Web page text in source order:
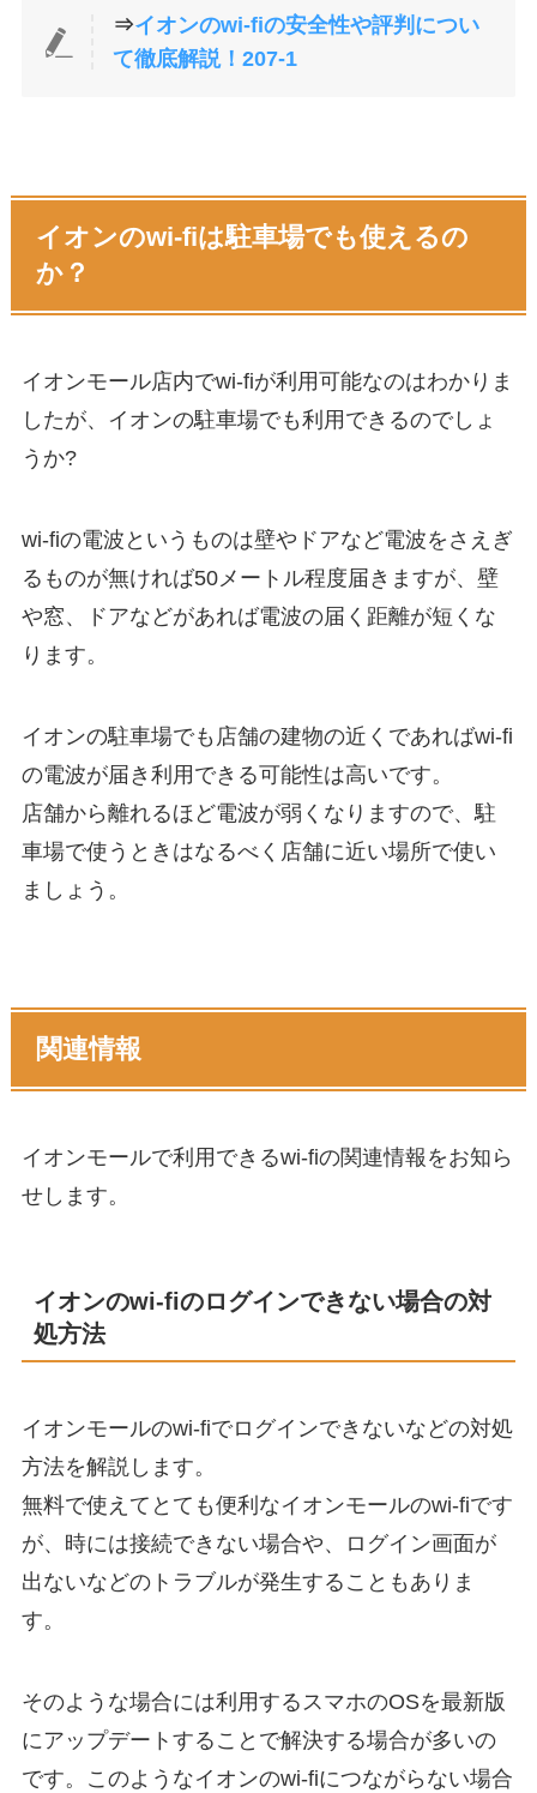
⇒イオンのwi-fiの安全性や評判につい
て徹底解説！207-1
イオンのwi-fiは駐車場でも使えるの
か？
イオンモール店内でwi-fiが利用可能なのはわかりま
したが、イオンの駐車場でも利用できるのでしょ
うか?
wi-fiの電波というものは壁やドアなど電波をさえぎ
るものが無ければ50メートル程度届きますが、壁
や窓、ドアなどがあれば電波の届く距離が短くな
ります。
イオンの駐車場でも店舗の建物の近くであればwi-fi
の電波が届き利用できる可能性は高いです。
店舗から離れるほど電波が弱くなりますので、駐
車場で使うときはなるべく店舗に近い場所で使い
ましょう。
関連情報
イオンモールで利用できるwi-fiの関連情報をお知ら
せします。
イオンのwi-fiのログインできない場合の対
処方法
イオンモールのwi-fiでログインできないなどの対処
方法を解説します。
無料で使えてとても便利なイオンモールのwi-fiです
が、時には接続できない場合や、ログイン画面が
出ないなどのトラブルが発生することもありま
す。
そのような場合には利用するスマホのOSを最新版
にアップデートすることで解決する場合が多いの
です。このようなイオンのwi-fiにつながらない場合